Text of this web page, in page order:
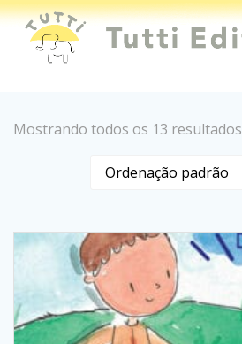
Mostrando todos os 13 resultados